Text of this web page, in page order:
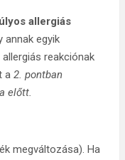
allergiás
annak egyik
reakciónak
a 2. pontban
előtt.
megváltozása). Ha